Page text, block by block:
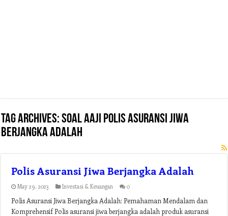
Tag Archives:soal aaji polis asuransi jiwa
berjangka adalah
Polis Asuransi Jiwa Berjangka Adalah
May 29, 2023 Investasi & Keuangan 0
Polis Asuransi Jiwa Berjangka Adalah: Pemahaman Mendalam dan
Komprehensif Polis asuransi jiwa berjangka adalah produk asuransi